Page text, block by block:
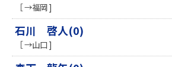
［ →福岡 ]
石川 啓人(0)
［ →山口 ]